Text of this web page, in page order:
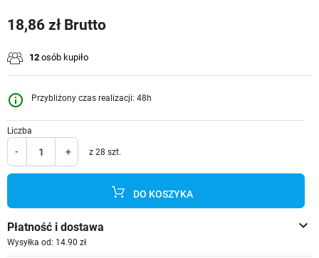
18,86 zł Brutto
12 osób kupiło
info_outline Przybliżony czas realizacji: 48h
Liczba
- + z 28 szt.
DO KOSZYKA
keyboard_arrow_down
Płatność i dostawa
Wysyłka od: 14.90 zł